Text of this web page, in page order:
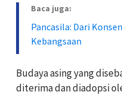
Baca juga:
Pancasila: Dari
Kebangsaan
Budaya asing yang
diterima dan diadopsi